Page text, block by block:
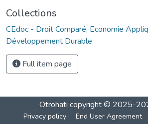
Collections
CEdoc - Droit Comparé, Economie
Développement Durable
Full item page
Otrohati copyright © 2025-
Privacy policy End User Agreement